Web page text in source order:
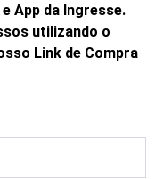
App da Ingresse.
utilizando o
Link de Compra